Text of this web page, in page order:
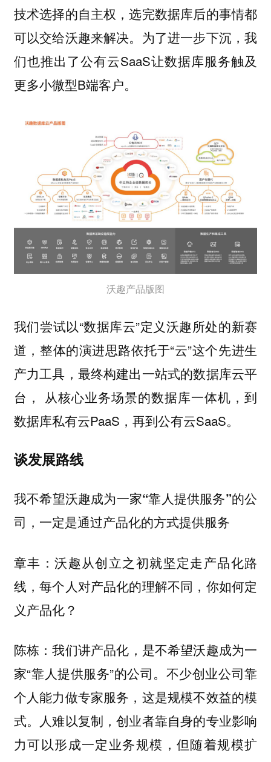
技术选择的自主权，选完数据库后的事情都
可以交给沃趣来解决。为了进一步下沉，我
们也推出了公有云SaaS让数据库服务触及
更多小微型B端客户。
沃趣产品版图
我们尝试以“数据库云”定义沃趣所处的新赛
道，整体的演进思路依托于“云”这个先进生
产力工具，最终构建出一站式的数据库云平
台， 从核心业务场景的数据库一体机，到
数据库私有云PaaS，再到公有云SaaS。
谈发展路线
我不希望沃趣成为一家“靠人提供服务”的公
司，一定是通过产品化的方式提供服务
章丰：沃趣从创立之初就坚定走产品化路
线，每个人对产品化的理解不同，你如何定
义产品化？
陈栋：我们讲产品化，是不希望沃趣成为一
家“靠人提供服务”的公司。不少创业公司靠
个人能力做专家服务，这是规模不效益的模
式。人难以复制，创业者靠自身的专业影响
力可以形成一定业务规模，但随着规模扩